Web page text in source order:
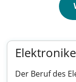
Der Beruf des